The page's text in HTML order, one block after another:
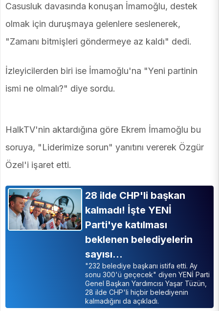
Casusluk davasında konuşan İmamoğlu, destek
olmak için duruşmaya gelenlere seslenerek,
"Zamanı bitmişleri göndermeye az kaldı" dedi.
İzleyicilerden biri ise İmamoğlu'na "Yeni partinin
ismi ne olmalı?" diye sordu.
HalkTV'nin aktardığına göre Ekrem İmamoğlu bu
soruya, "Liderimize sorun" yanıtını vererek Özgür
Özel'i işaret etti.
28 ilde CHP'li başkan
kalmadı! İşte YENİ
Parti'ye katılması
beklenen belediyelerin
sayısı…
"232 belediye başkanı istifa etti. Ay
sonu 300'ü geçecek" diyen YENİ Parti
Genel Başkan Yardımcısı Yaşar Tüzün,
28 ilde CHP'li hiçbir belediyenin
kalmadığını da açıkladı.